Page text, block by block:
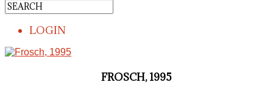
LOGIN
FROSCH, 1995